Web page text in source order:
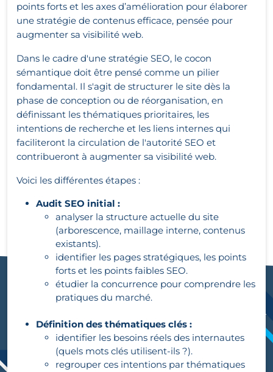
points forts et les axes d’amélioration pour élaborer
une stratégie de contenus efficace, pensée pour
augmenter sa visibilité web.
Dans le cadre d'une stratégie SEO, le cocon
sémantique doit être pensé comme un pilier
fondamental. Il s'agit de structurer le site dès la
phase de conception ou de réorganisation, en
définissant les thématiques prioritaires, les
intentions de recherche et les liens internes qui
faciliteront la circulation de l'autorité SEO et
contribueront à augmenter sa visibilité web.
Voici les différentes étapes :
Audit SEO initial :
analyser la structure actuelle du site
(arborescence, maillage interne, contenus
existants).
identifier les pages stratégiques, les points
forts et les points faibles SEO.
étudier la concurrence pour comprendre les
pratiques du marché.
Définition des thématiques clés :
identifier les besoins réels des internautes
(quels mots clés utilisent-ils ?).
regrouper ces intentions par thématiques